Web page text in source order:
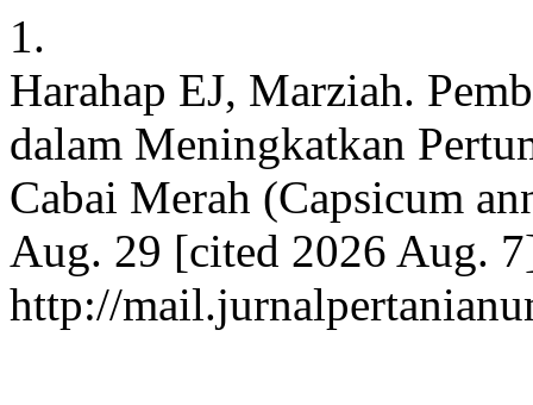
1.
Harahap EJ, Marziah.
dalam Meningkatkan
Cabai Merah (Capsicum
Aug. 29 [cited 2026 Aug.
http://